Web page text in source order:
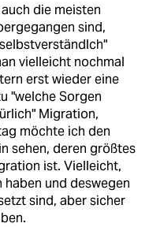
die meisten
sind,
vielleicht nochmal
erst wieder eine
"welche Sorgen
Migration,
möchte ich den
sehen, deren größtes
ist. Vielleicht,
und deswegen
sind, aber sicher